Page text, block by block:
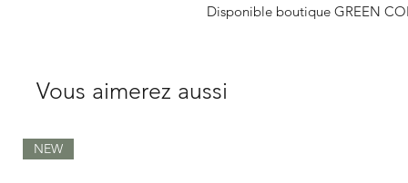
Disponible boutique GREEN
Vous aimerez aussi
NEW